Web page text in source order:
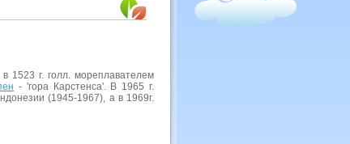
1523 г. голл. мореплавателем
- 'гора Карстенса'. В 1965 г.
(1945-1967), а в 1969г.